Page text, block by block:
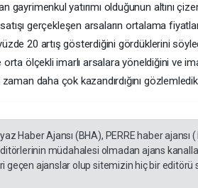
gayrimenkul yatırımı olduğunun altını
gerçekleşen arsaların ortalama
20 artış gösterdiğini gördüklerini
ölçekli imarlı arsalara yöneldiğini ve
daha çok kazandırdığını
Haber Ajansı (BHA), PERRE haber ajansı
müdahalesi olmadan ajans
geçen ajanslar olup sitemizin hiç bir editörü